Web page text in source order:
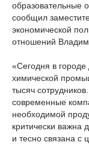
образовательные
сообщил
экономической
отношений
«Сегодня в городе
химической
тысяч
современные
необходимой
критически важна
и тесно связана с